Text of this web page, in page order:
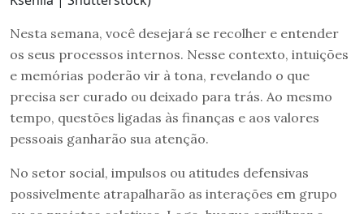
Nesta semana, você desejará se recolher e entender
os seus processos internos. Nesse contexto, intuições
e memórias poderão vir à tona, revelando o que
precisa ser curado ou deixado para trás. Ao mesmo
tempo, questões ligadas às finanças e aos valores
pessoais ganharão sua atenção.
No setor social, impulsos ou atitudes defensivas
possivelmente atrapalharão as interações em grupo